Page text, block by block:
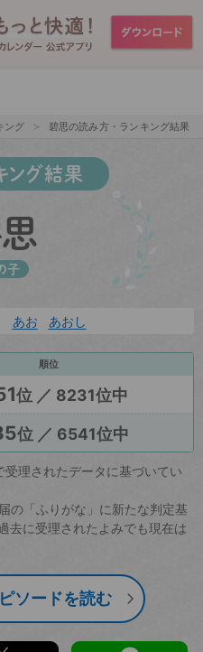
ング 碧思の読み方・ランキング結果
ング結果
子
あお あおし
順位
位 ／ 8231位中
位 ／ 6541位中
理されたデータに基づいてい
の「ふりがな」に新たな判定基
去に受理されたよみでも現在は
ソードを読む